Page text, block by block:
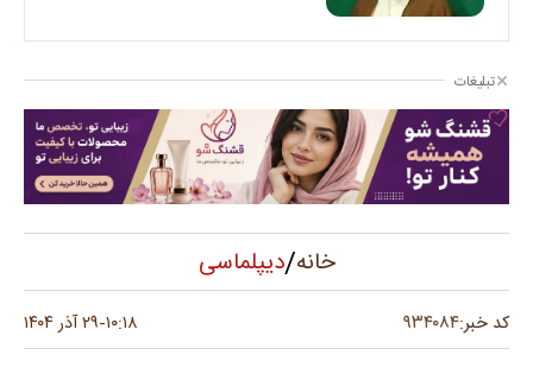
تبلیغات
خانه/دیپلماسی
کد خبر:۹۳۴۰۸۴ ۱۰:۱۸-۲۹ آذر ۱۴۰۴